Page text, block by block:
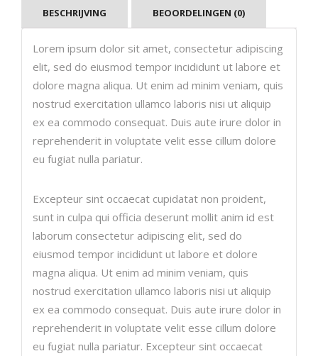
BESCHRIJVING BEOORDELINGEN (0)
Lorem ipsum dolor sit amet, consectetur adipiscing
elit, sed do eiusmod tempor incididunt ut labore et
dolore magna aliqua. Ut enim ad minim veniam, quis
nostrud exercitation ullamco laboris nisi ut aliquip
ex ea commodo consequat. Duis aute irure dolor in
reprehenderit in voluptate velit esse cillum dolore
eu fugiat nulla pariatur.
Excepteur sint occaecat cupidatat non proident,
sunt in culpa qui officia deserunt mollit anim id est
laborum consectetur adipiscing elit, sed do
eiusmod tempor incididunt ut labore et dolore
magna aliqua. Ut enim ad minim veniam, quis
nostrud exercitation ullamco laboris nisi ut aliquip
ex ea commodo consequat. Duis aute irure dolor in
reprehenderit in voluptate velit esse cillum dolore
eu fugiat nulla pariatur. Excepteur sint occaecat